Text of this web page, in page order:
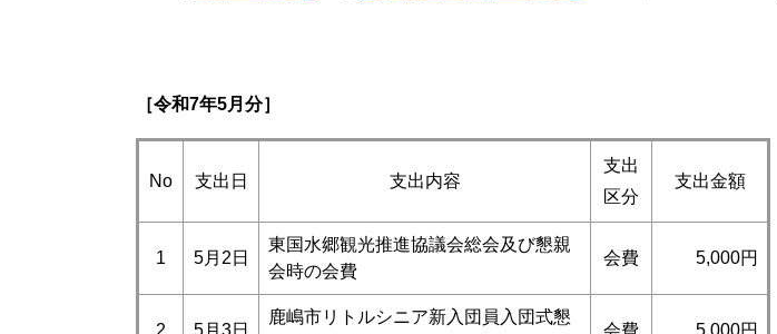
［令和7年5月分］
No 支出日 支出内容
支出
区分
支出金額
1 5月2日
東国水郷観光推進協議会総会及び懇親
会時の会費
会費 5,000円
2 5月3日
鹿嶋市リトルシニア新入団員入団式懇
会費 5,000円